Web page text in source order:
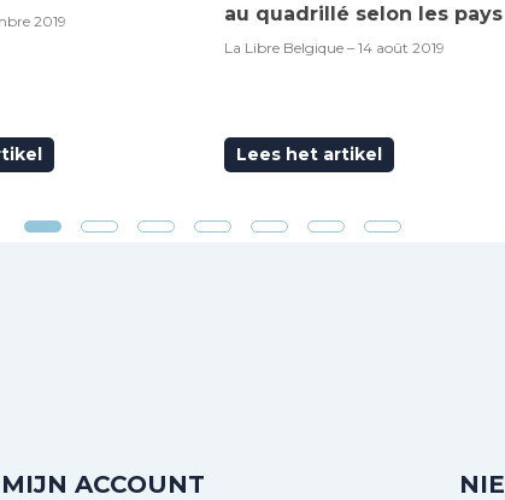
2019
au quadrillé selon les pays
La Libre Belgique – 14 août 2019
Lees het artikel
MIJN ACCOUNT